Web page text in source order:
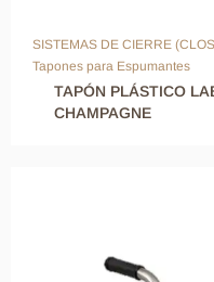
SISTEMAS DE CIERRE
Tapones para Espumantes
TAPÓN PLÁSTICO
CHAMPAGNE